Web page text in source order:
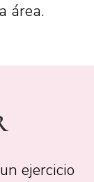
área.
ejercicio